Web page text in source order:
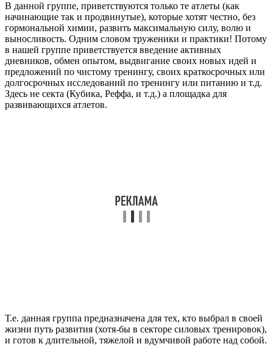
В данной группе, приветствуются только те атлеты (как
начинающие так и продвинутые), которые хотят честно, без
гормональной химии, развить максимальную силу, волю и
выносливость. Одним словом труженики и практики! Потому
в нашей группе приветствуется введение активных
дневников, обмен опытом, выдвигание своих новых идей и
предложений по чистому тренингу, своих краткосрочных или
долгосрочных исследований по тренингу или питанию и т.д.
Здесь не секта (Кубика, Реффа, и т.д.) а площадка для
развивающихся атлетов.
Т.е. данная группа предназначена для тех, кто выбрал в своей
жизни путь развития (хотя-бы в секторе силовых тренировок),
и готов к длительной, тяжелой и вдумчивой работе над собой.